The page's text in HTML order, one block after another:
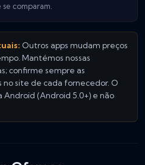
comparam.
Outros apps mudam preços
Mantémos nossas
confirme sempre as
site de cada fornecedor. O
Android (Android 5.0+) e não